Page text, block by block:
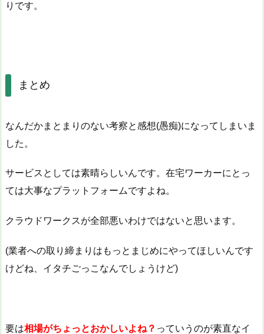
りです。
まとめ
なんだかまとまりのない考察と感想(愚痴)になってしまいま
した。
サービスとしては素晴らしいんです。在宅ワーカーにとっ
ては大事なプラットフォームですよね。
クラウドワークスが全部悪いわけではないと思います。
(業者への取り締まりはもっとまじめにやってほしいんです
けどね、イタチごっこなんでしょうけど)
要は相場がちょっとおかしいよね？ っていうのが素直なイ